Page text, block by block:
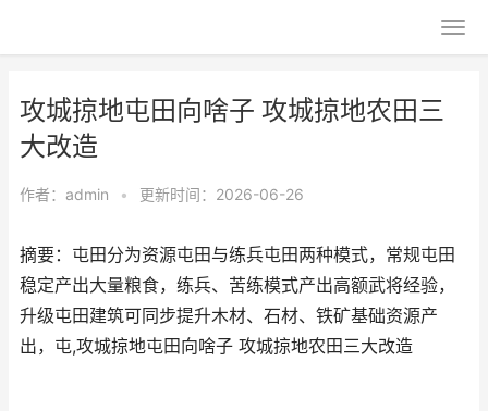
攻城掠地屯田向啥子 攻城掠地农田三
大改造
作者： admin • 更新时间：2026-06-26
摘要：屯田分为资源屯田与练兵屯田两种模式，常规屯田
稳定产出大量粮食，练兵、苦练模式产出高额武将经验，
升级屯田建筑可同步提升木材、石材、铁矿基础资源产
出，屯,攻城掠地屯田向啥子 攻城掠地农田三大改造